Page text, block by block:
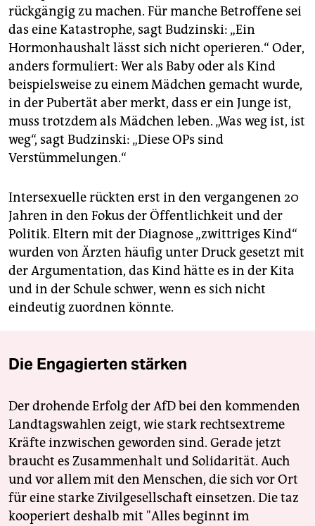
rückgängig zu machen. Für manche Betroffene sei
das eine Katastrophe, sagt Budzinski: „Ein
Hormonhaushalt lässt sich nicht operieren.“ Oder,
anders formuliert: Wer als Baby oder als Kind
beispielsweise zu einem Mädchen gemacht wurde,
in der Pubertät aber merkt, dass er ein Junge ist,
muss trotzdem als Mädchen leben. „Was weg ist, ist
weg“, sagt Budzinski: „Diese OPs sind
Verstümmelungen.“
Intersexuelle rückten erst in den vergangenen 20
Jahren in den Fokus der Öffentlichkeit und der
Politik. Eltern mit der Diagnose „zwittriges Kind“
wurden von Ärzten häufig unter Druck gesetzt mit
der Argumentation, das Kind hätte es in der Kita
und in der Schule schwer, wenn es sich nicht
eindeutig zuordnen könnte.
Die Engagierten stärken
Der drohende Erfolg der AfD bei den kommenden
Landtagswahlen zeigt, wie stark rechtsextreme
Kräfte inzwischen geworden sind. Gerade jetzt
braucht es Zusammenhalt und Solidarität. Auch
und vor allem mit den Menschen, die sich vor Ort
für eine starke Zivilgesellschaft einsetzen. Die taz
kooperiert deshalb mit "Alles beginnt im